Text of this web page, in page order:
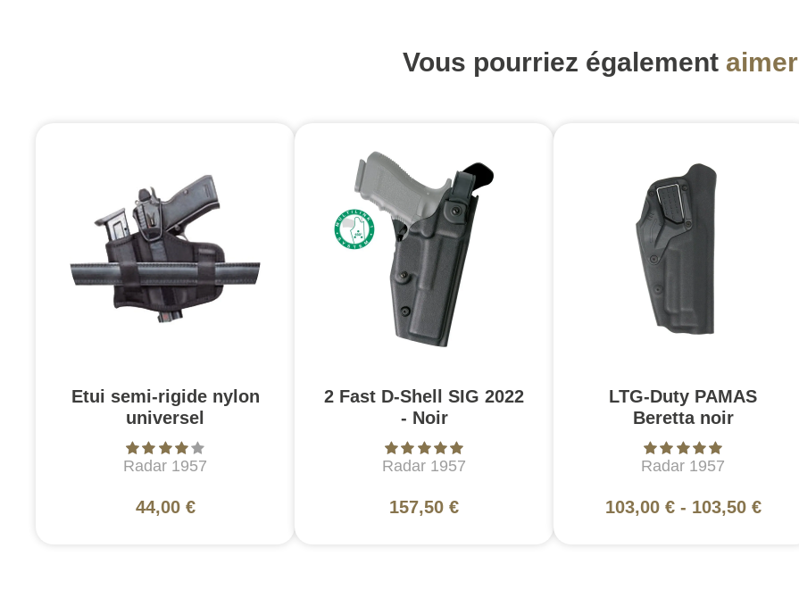
Vous pourriez également aimer
Etui semi-rigide nylon
universel
Radar 1957
44,00 €
2 Fast D-Shell SIG 2022
- Noir
Radar 1957
157,50 €
LTG-Duty PAMAS
Beretta noir
Radar 1957
103,00 €- 103,50 €